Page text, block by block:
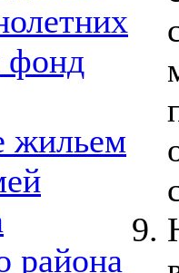
фонд
жильем
района